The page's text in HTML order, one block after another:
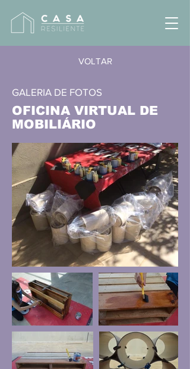
VOLTAR
GALERIA DE FOTOS
OFICINA VIRTUAL DE
MOBILIÁRIO